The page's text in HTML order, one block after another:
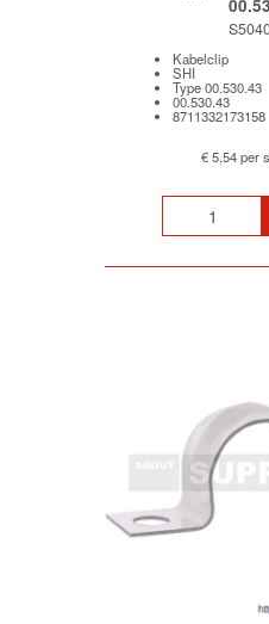
Kabelclip
SHI
Type 00.530.43
00.530.43
8711332173158
€ 5,54 per